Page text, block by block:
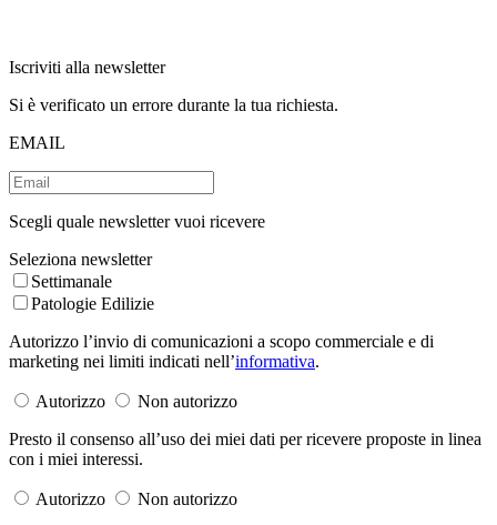
Iscriviti alla newsletter
Si è verificato un errore durante la tua richiesta.
EMAIL
Scegli quale newsletter vuoi ricevere
Seleziona newsletter
Settimanale
Patologie Edilizie
Autorizzo l’invio di comunicazioni a scopo commerciale e di
marketing nei limiti indicati nell’informativa.
Autorizzo
Non autorizzo
Presto il consenso all’uso dei miei dati per ricevere proposte in linea
con i miei interessi.
Autorizzo
Non autorizzo